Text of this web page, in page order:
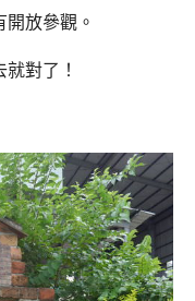
放參觀。
對了！